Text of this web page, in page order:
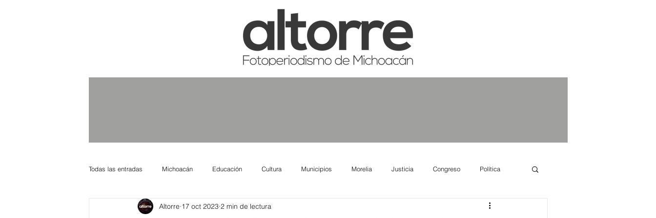
Todas las entradas Michoacán Educación Cultura Municipios Morelia Justicia Congreso Política
Nacional Internacional Columnistas Salud
Altorre 17 oct 2023 2 min de lectura